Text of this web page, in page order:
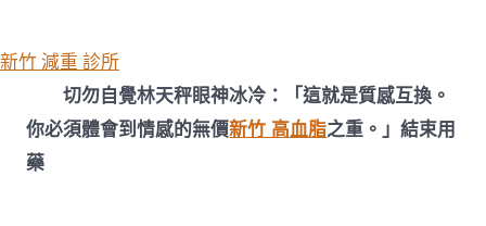
新竹 減重 診所
切勿自覺林天秤眼神冰冷：「這就是質感互換。
你必須體會到情感的無價新竹 高血脂之重。」結束用
藥